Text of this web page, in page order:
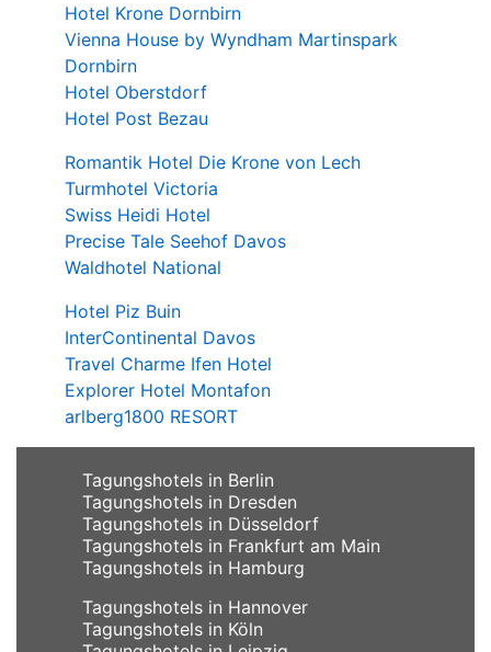
Hotel Krone Dornbirn
Vienna House by Wyndham Martinspark
Dornbirn
Hotel Oberstdorf
Hotel Post Bezau
Romantik Hotel Die Krone von Lech
Turmhotel Victoria
Swiss Heidi Hotel
Precise Tale Seehof Davos
Waldhotel National
Hotel Piz Buin
InterContinental Davos
Travel Charme Ifen Hotel
Explorer Hotel Montafon
arlberg1800 RESORT
Tagungshotels in Berlin
Tagungshotels in Dresden
Tagungshotels in Düsseldorf
Tagungshotels in Frankfurt am Main
Tagungshotels in Hamburg
Tagungshotels in Hannover
Tagungshotels in Köln